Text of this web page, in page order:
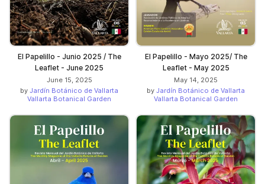
El Papelillo - Junio 2025 / The
Leaflet - June 2025
June 15, 2025
by Jardín Botánico de Vallarta
Vallarta Botanical Garden
El Papelillo - Mayo 2025/ The
Leaflet - May 2025
May 14, 2025
by Jardín Botánico de Vallarta
Vallarta Botanical Garden